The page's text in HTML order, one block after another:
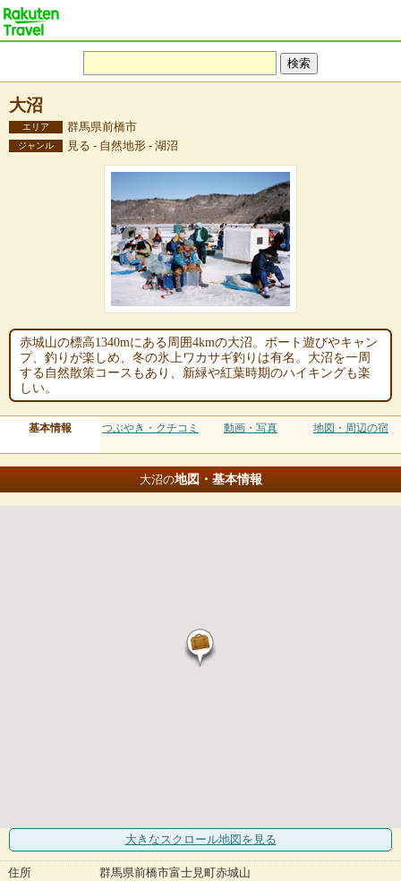
大沼
エリア 群馬県前橋市
ジャンル 見る - 自然地形 - 湖沼
赤城山の標高1340mにある周囲4kmの大沼。ボート遊びやキャン
プ、釣りが楽しめ、冬の氷上ワカサギ釣りは有名。大沼を一周
する自然散策コースもあり、新緑や紅葉時期のハイキングも楽
しい。
基本情報 つぶやき・クチコミ 動画・写真 地図・周辺の宿
大沼の地図・基本情報
大きなスクロール地図 を見る
住所
群馬県前橋市富士見町赤城山